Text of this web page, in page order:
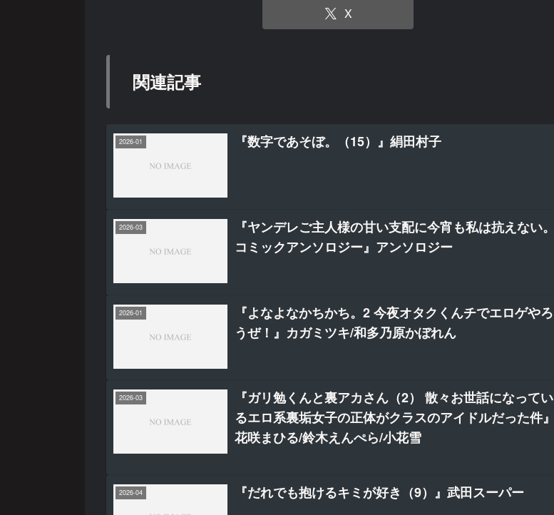
X
関連記事
2026-01 『数字であそぼ。（15）』絹田村子
2026-03
『ヤンデレご主人様の甘い支配に今宵も私は抗えない。
コミックアンソロジー』アンソロジー
2026-01
『よなよなかちかち。2 今夜オタクくんチでエロゲやろ
うぜ！』カガミツキ/和多乃原かぼれん
2026-03
『ガリ勉くんと裏アカさん（2） 散々お世話になってい
るエロ系裏垢女子の正体がクラスのアイドルだった件』
花咲まひる/鈴木えんぺら/小花雪
2026-04 『だれでも抱けるキミが好き（9）』武田スーパー